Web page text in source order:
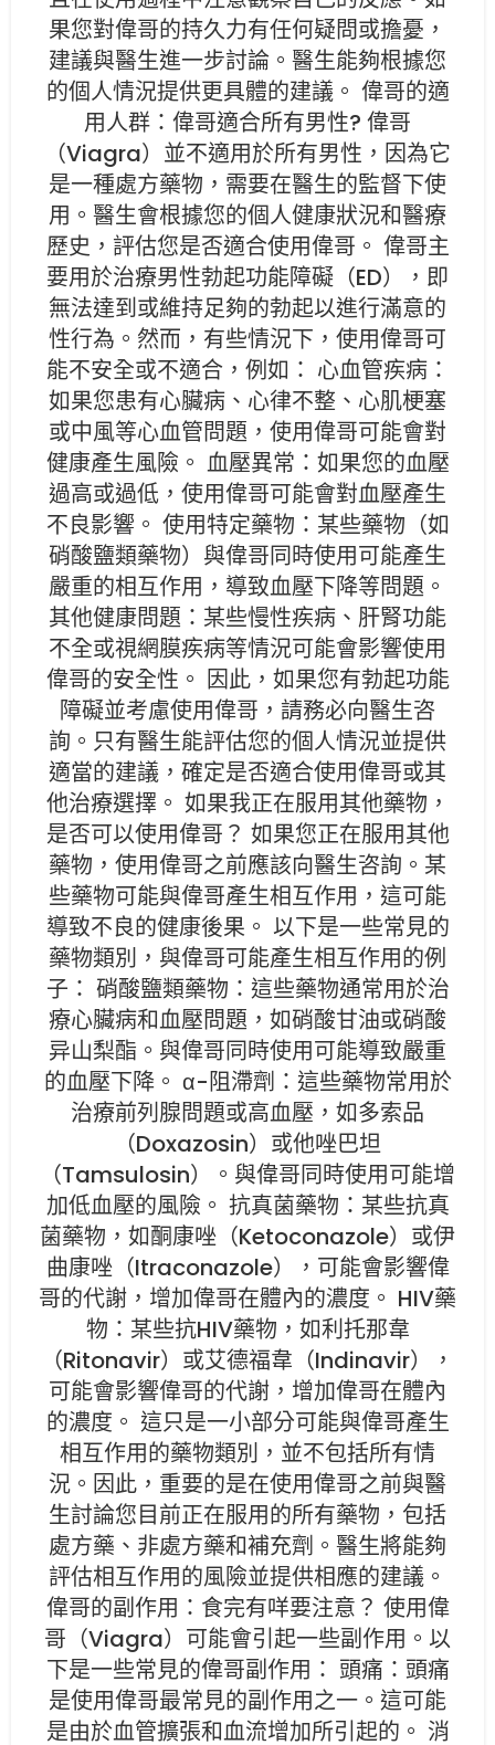
果您對偉哥的持久力有任何疑問或擔憂，
建議與醫生進一步討論。醫生能夠根據您
的個人情況提供更具體的建議。 偉哥的適
用人群：偉哥適合所有男性? 偉哥
（Viagra）並不適用於所有男性，因為它
是一種處方藥物，需要在醫生的監督下使
用。醫生會根據您的個人健康狀況和醫療
歷史，評估您是否適合使用偉哥。 偉哥主
要用於治療男性勃起功能障礙（ED），即
無法達到或維持足夠的勃起以進行滿意的
性行為。然而，有些情況下，使用偉哥可
能不安全或不適合，例如： 心血管疾病：
如果您患有心臟病、心律不整、心肌梗塞
或中風等心血管問題，使用偉哥可能會對
健康產生風險。 血壓異常：如果您的血壓
過高或過低，使用偉哥可能會對血壓產生
不良影響。 使用特定藥物：某些藥物（如
硝酸鹽類藥物）與偉哥同時使用可能產生
嚴重的相互作用，導致血壓下降等問題。
其他健康問題：某些慢性疾病、肝腎功能
不全或視網膜疾病等情況可能會影響使用
偉哥的安全性。 因此，如果您有勃起功能
障礙並考慮使用偉哥，請務必向醫生咨
詢。只有醫生能評估您的個人情況並提供
適當的建議，確定是否適合使用偉哥或其
他治療選擇。 如果我正在服用其他藥物，
是否可以使用偉哥？ 如果您正在服用其他
藥物，使用偉哥之前應該向醫生咨詢。某
些藥物可能與偉哥產生相互作用，這可能
導致不良的健康後果。 以下是一些常見的
藥物類別，與偉哥可能產生相互作用的例
子： 硝酸鹽類藥物：這些藥物通常用於治
療心臟病和血壓問題，如硝酸甘油或硝酸
异山梨酯。與偉哥同時使用可能導致嚴重
的血壓下降。 α-阻滯劑：這些藥物常用於
治療前列腺問題或高血壓，如多索品
（Doxazosin）或他唑巴坦
（Tamsulosin）。與偉哥同時使用可能增
加低血壓的風險。 抗真菌藥物：某些抗真
菌藥物，如酮康唑（Ketoconazole）或伊
曲康唑（Itraconazole），可能會影響偉
哥的代謝，增加偉哥在體內的濃度。 HIV藥
物：某些抗HIV藥物，如利托那韋
（Ritonavir）或艾德福韋（Indinavir），
可能會影響偉哥的代謝，增加偉哥在體內
的濃度。 這只是一小部分可能與偉哥產生
相互作用的藥物類別，並不包括所有情
況。因此，重要的是在使用偉哥之前與醫
生討論您目前正在服用的所有藥物，包括
處方藥、非處方藥和補充劑。醫生將能夠
評估相互作用的風險並提供相應的建議。
偉哥的副作用：食完有咩要注意？ 使用偉
哥（Viagra）可能會引起一些副作用。以
下是一些常見的偉哥副作用： 頭痛：頭痛
是使用偉哥最常見的副作用之一。這可能
是由於血管擴張和血流增加所引起的。 消